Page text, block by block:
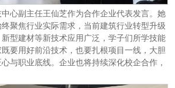
心副主任王仙芝作为合作企业代表发言。她
聚焦行业实际需求，当前建筑行业转型升级
型建材等新技术应用广泛，学子们所学技能
要用好前沿技术，也要扎根项目一线，大胆
与职业底线。企业也将持续深化校企合作，